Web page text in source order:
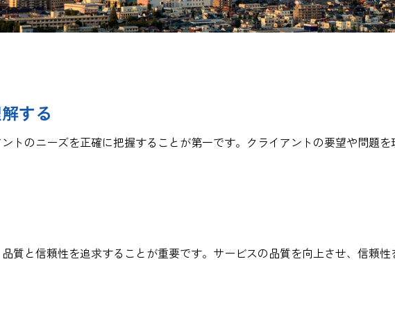
する
トのニーズを正確に把握することが第一です。クライアントの要望や問題
質と信頼性を追求することが重要です。サービスの品質を向上させ、信頼